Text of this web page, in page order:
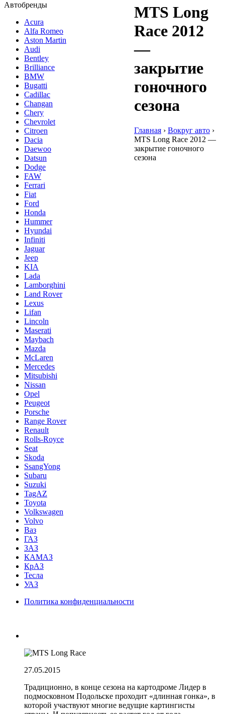
Автобренды
Acura
Alfa Romeo
Aston Martin
Audi
Bentley
Brilliance
BMW
Bugatti
Cadillac
Changan
Chery
Chevrolet
Citroen
Dacia
Daewoo
Datsun
Dodge
FAW
Ferrari
Fiat
Ford
Honda
Hummer
Hyundai
Infiniti
Jaguar
Jeep
KIA
Lada
Lamborghini
Land Rover
Lexus
Lifan
Lincoln
Maserati
Maybach
Mazda
McLaren
Mercedes
Mitsubishi
Nissan
Opel
Peugeot
Porsche
Range Rover
Renault
Rolls-Royce
Seat
Skoda
SsangYong
Subaru
Suzuki
TagAZ
Toyota
Volkswagen
Volvo
Ваз
ГАЗ
ЗАЗ
КАМАЗ
КрАЗ
Тесла
УАЗ
Политика конфиденциальности
MTS Long
Race 2012
—
закрытие
гоночного
сезона
Главная › Вокруг авто ›
MTS Long Race 2012 —
закрытие гоночного
сезона
27.05.2015
Традиционно, в конце сезона на картодроме Лидер в
подмосковном Подольске проходит «длинная гонка», в
которой участвуют многие ведущие картингисты